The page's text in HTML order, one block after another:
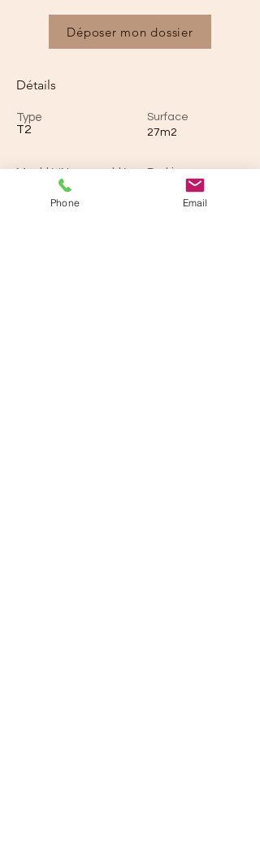
Déposer mon dossier
Détails
Type
T2
Meublé/Non-meublé
Surface
27m2
Parking
Phone Email